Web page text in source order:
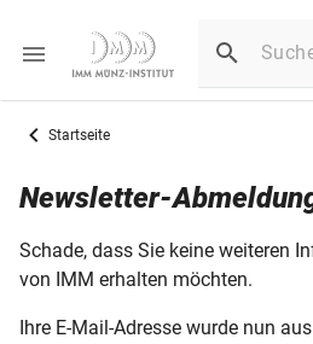
Startseite
Newsletter-
Schade, dass Sie keine weiteren
von IMM erhalten möchten.
Ihre E-Mail-Adresse wurde nun